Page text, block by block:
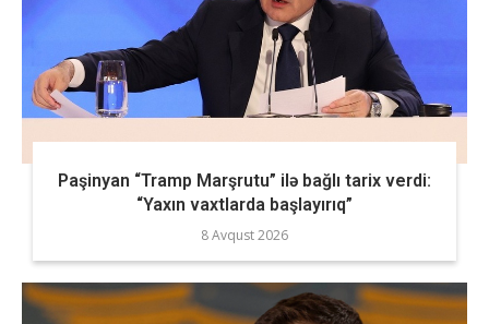
Paşinyan “Tramp Marşrutu” ilə bağlı tarix verdi:
“Yaxın vaxtlarda başlayırıq”
8 Avqust 2026